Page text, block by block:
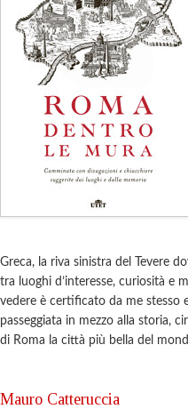
Greca, la riva sinistra del Tevere
tra luoghi d’interesse, curiosità e
vedere è certificato da me stesso
passeggiata in mezzo alla storia,
di Roma la città più bella del
Mauro Catteruccia